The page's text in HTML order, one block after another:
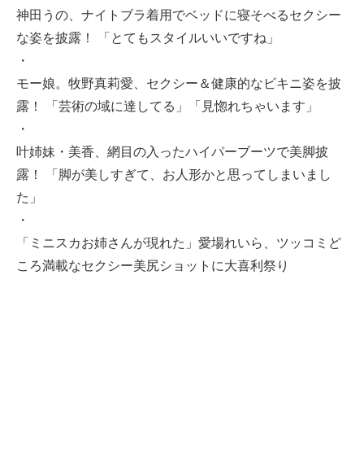
神田うの、ナイトブラ着用でベッドに寝そべるセクシー
な姿を披露！ 「とてもスタイルいいですね」
・
モー娘。牧野真莉愛、セクシー＆健康的なビキニ姿を披
露！ 「芸術の域に達してる」「見惚れちゃいます」
・
叶姉妹・美香、網目の入ったハイパーブーツで美脚披
露！ 「脚が美しすぎて、お人形かと思ってしまいまし
た」
・
「ミニスカお姉さんが現れた」愛場れいら、ツッコミど
ころ満載なセクシー美尻ショットに大喜利祭り